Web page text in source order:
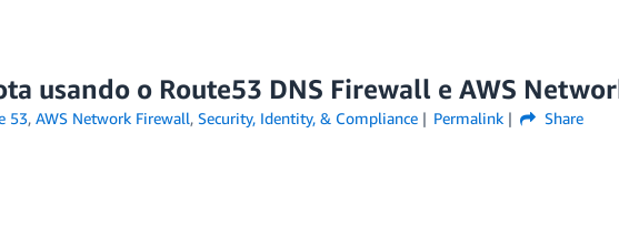
usando o Route53 DNS Firewall e AWS
53, AWS Network Firewall, Security, Identity, & Compliance Permalink Share